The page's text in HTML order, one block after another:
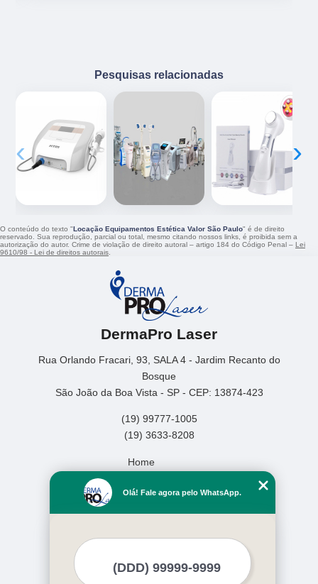
Pesquisas relacionadas
‹ ›
O conteúdo do texto "Locação Equipamentos Estética Valor São Paulo" é de direito
reservado. Sua reprodução, parcial ou total, mesmo citando nossos links, é proibida sem a
autorização do autor. Crime de violação de direito autoral – artigo 184 do Código Penal – Lei
9610/98 - Lei de direitos autorais
DermaPro Laser
Rua Orlando Fracari, 93, SALA 4 - Jardim Recanto do
Bosque
São João da Boa Vista - SP - CEP: 13874-423
(19) 99777-1005
(19) 3633-8208
Home
Missão
Serviços
Mais Serviços
Olá! Fale agora pelo WhatsApp.